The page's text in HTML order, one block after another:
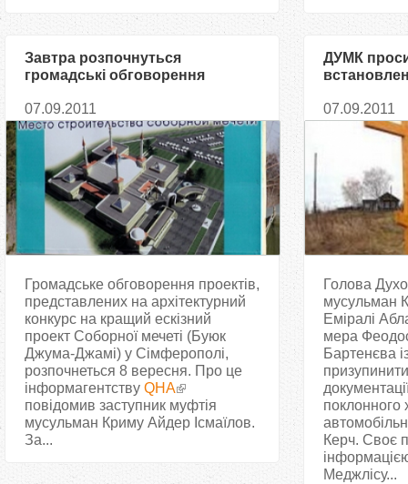
Завтра розпочнуться
громадські обговорення
Соборної мечеті
07.09.2011
Громадське обговорення проектів,
представлених на архітектурний
конкурс на кращий ескізний
проект Соборної мечеті (Буюк
Джума-Джамі) у Сімферополі,
розпочнеться 8 вересня. Про це
інформагентству QHA
повідомив заступник муфтія
мусульман Криму Айдер Ісмаїлов.
За...
ДУМК
07.09.2011
Голова
мусульман
Еміралі
мера
Бартенєва
поклонного
Керч. Своє
Меджлісу...